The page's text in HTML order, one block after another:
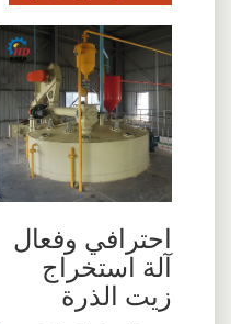
احترافي وفعال
آلة استخراج
زيت الذرة